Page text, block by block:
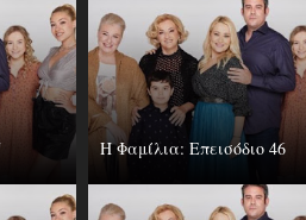
Η Φαμίλια: Επεισόδιο 46